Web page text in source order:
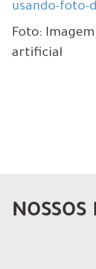
usando-foto-
Foto:
artificial
NOSSOS